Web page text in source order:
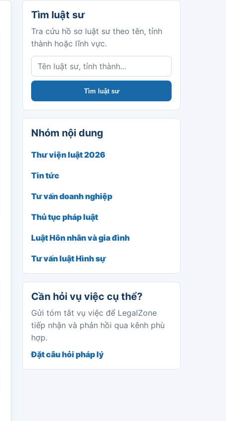
Tìm luật sư
Tra cứu hồ sơ luật sư theo tên, tỉnh
thành hoặc lĩnh vực.
Tìm luật sư
Tìm luật sư
Nhóm nội dung
Thư viện luật 2026
Tin tức
Tư vấn doanh nghiệp
Thủ tục pháp luật
Luật Hôn nhân và gia đình
Tư vấn luật Hình sự
Cần hỏi vụ việc cụ thể?
Gửi tóm tắt vụ việc để LegalZone
tiếp nhận và phản hồi qua kênh phù
hợp.
Đặt câu hỏi pháp lý